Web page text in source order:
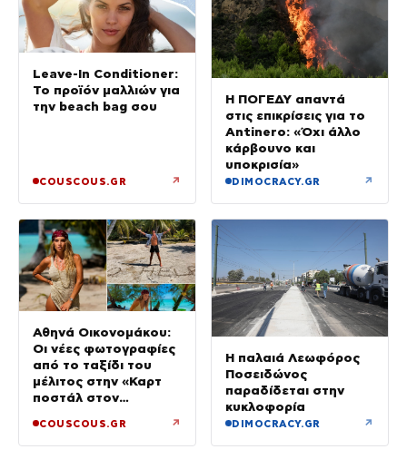
Leave-In Conditioner:
Το προϊόν μαλλιών για
την beach bag σου
COUSCOUS.GR ↗
Η ΠΟΓΕΔΥ απαντά
στις επικρίσεις για το
Antinero: «Όχι άλλο
κάρβουνο και
υποκρισία»
DIMOCRACY.GR ↗
Αθηνά Οικονομάκου:
Οι νέες φωτογραφίες
από το ταξίδι του
μέλιτος στην «Καρτ
ποστάλ στον
COUSCOUS.GR ↗
Η παλαιά Λεωφόρος
Ποσειδώνος
παραδίδεται στην
κυκλοφορία
DIMOCRACY.GR ↗